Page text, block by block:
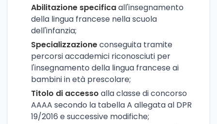
Abilitazione specificaall'insegnamento
della lingua francese nella scuola
dell'infanzia;
Specializzazioneconseguita tramite
percorsi accademici riconosciuti per
l'insegnamento della lingua francese ai
bambini in età prescolare;
Titolo di accesso alla classe di concorso
AAAA secondo la tabella A allegata al DPR
19/2016 e successive modifiche;